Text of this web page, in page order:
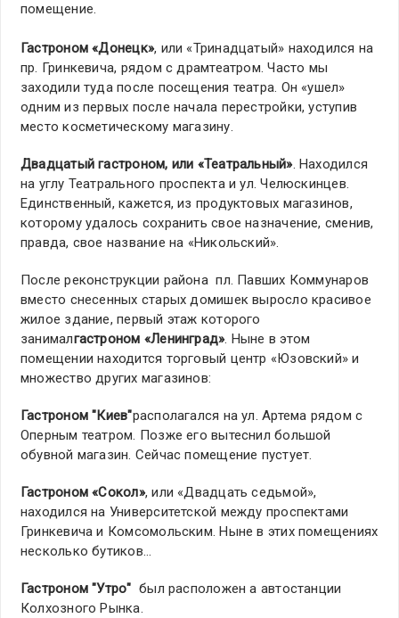
помещение.
Гастроном «Донецк», или «Тринадцатый» находился на
пр. Гринкевича, рядом с драмтеатром. Часто мы
заходили туда после посещения театра. Он «ушел»
одним из первых после начала перестройки, уступив
место косметическому магазину.
Двадцатый гастроном, или «Театральный». Находился
на углу Театрального проспекта и ул. Челюскинцев.
Единственный, кажется, из продуктовых магазинов,
которому удалось сохранить свое назначение, сменив,
правда, свое название на «Никольский».
После реконструкции района пл. Павших Коммунаров
вместо снесенных старых домишек выросло красивое
жилое здание, первый этаж которого
занималгастроном «Ленинград». Ныне в этом
помещении находится торговый центр «Юзовский» и
множество других магазинов:
Гастроном "Киев"располагался на ул. Артема рядом с
Оперным театром. Позже его вытеснил большой
обувной магазин. Сейчас помещение пустует.
Гастроном «Сокол», или «Двадцать седьмой»,
находился на Университетской между проспектами
Гринкевича и Комсомольским. Ныне в этих помещениях
несколько бутиков…
Гастроном "Утро" был расположен а автостанции
Колхозного Рынка.